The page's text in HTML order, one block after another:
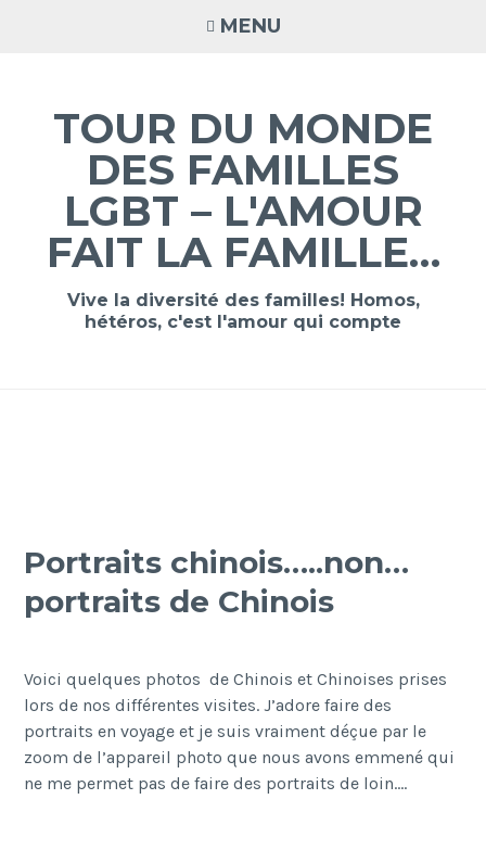
MENU
TOUR DU MONDE
DES FAMILLES
LGBT – L'AMOUR
FAIT LA FAMILLE…
Vive la diversité des familles! Homos,
hétéros, c'est l'amour qui compte
Portraits chinois…..non…
portraits de Chinois
Voici quelques photos de Chinois et Chinoises prises
lors de nos différentes visites. J’adore faire des
portraits en voyage et je suis vraiment déçue par le
zoom de l’appareil photo que nous avons emmené qui
ne me permet pas de faire des portraits de loin….